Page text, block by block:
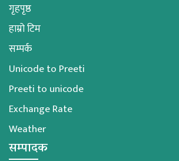
गृहपृष्ठ
हाम्रो टिम
सम्पर्क
Unicode to Preeti
Preeti to unicode
Exchange Rate
Weather
सम्पादक